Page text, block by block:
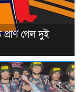
গেল দুই